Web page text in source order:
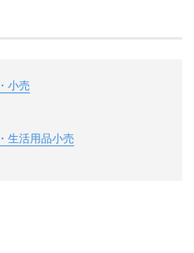
小売
生活用品小売